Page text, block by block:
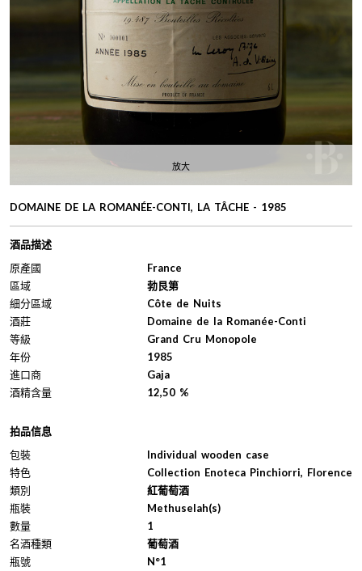
放大
DOMAINE DE LA ROMANÉE-CONTI, LA TÂCHE - 1985
酒品描述
原產國
France
區域
勃艮第
細分區域
Côte de Nuits
酒莊
Domaine de la Romanée-Conti
等級
Grand Cru Monopole
年份
1985
進口商
Gaja
酒精含量
12,50 %
拍品信息
包裝
Individual wooden case
特色
Collection Enoteca Pinchiorri, Florence
類別
紅葡萄酒
瓶裝
Methuselah(s)
數量
1
名酒種類
葡萄酒
瓶號
N°1